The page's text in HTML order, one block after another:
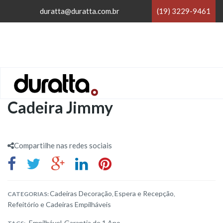
duratta@duratta.com.br (19) 3229-9461
Home /Cadeiras Decoração/
Cadeira Jimmy
Compartilhe nas redes sociais
CATEGORIAS:Cadeiras Decoração, Espera e Recepção,
Refeitório e Cadeiras Empilháveis
×